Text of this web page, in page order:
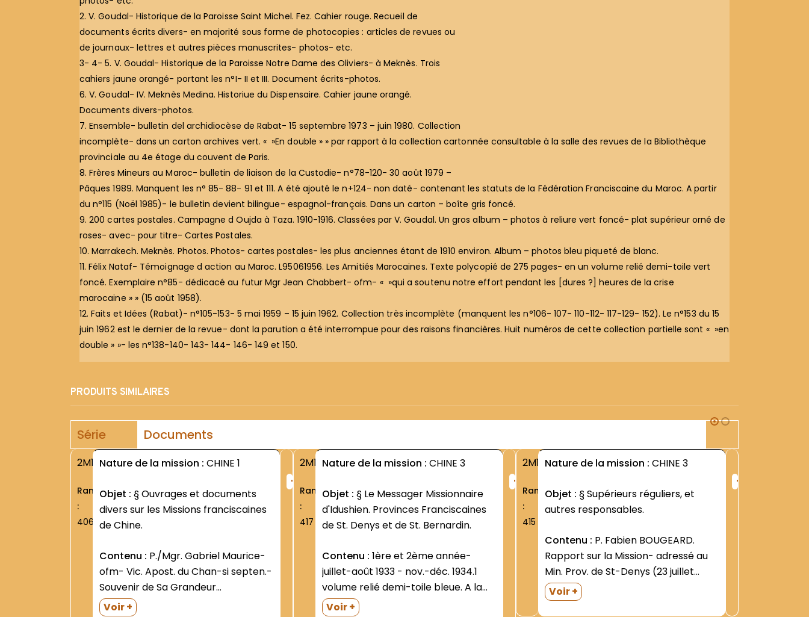
2. V. Goudal- Historique de la Paroisse Saint Michel. Fez. Cahier rouge. Recueil de
documents écrits divers- en majorité sous forme de photocopies : articles de revues ou
de journaux- lettres et autres pièces manuscrites- photos- etc.
3- 4- 5. V. Goudal- Historique de la Paroisse Notre Dame des Oliviers- à Meknès. Trois
cahiers jaune orangé- portant les n°I- II et III. Document écrits-photos.
6. V. Goudal- IV. Meknès Medina. Historiue du Dispensaire. Cahier jaune orangé.
Documents divers-photos.
7. Ensemble- bulletin del archidiocèse de Rabat- 15 septembre 1973 – juin 1980. Collection
incomplète- dans un carton archives vert. « »En double » » par rapport à la collection cartonnée consultable à la salle des revues de la Bibliothèque
provinciale au 4e étage du couvent de Paris.
8. Frères Mineurs au Maroc- bulletin de liaison de la Custodie- n°78-120- 30 août 1979 –
Pâques 1989. Manquent les n° 85- 88- 91 et 111. A été ajouté le n+124- non daté- contenant les statuts de la Fédération Franciscaine du Maroc. A partir
du n°115 (Noël 1985)- le bulletin devient bilingue- espagnol-français. Dans un carton – boîte gris foncé.
9. 200 cartes postales. Campagne d Oujda à Taza. 1910-1916. Classées par V. Goudal. Un gros album – photos à reliure vert foncé- plat supérieur orné de
roses- avec- pour titre- Cartes Postales.
10. Marrakech. Meknès. Photos. Photos- cartes postales- les plus anciennes étant de 1910 environ. Album – photos bleu piqueté de blanc.
11. Félix Nataf- Témoignage d action au Maroc. L95061956. Les Amitiés Marocaines. Texte polycopié de 275 pages- en un volume relié demi-toile vert
foncé. Exemplaire n°85- dédicacé au futur Mgr Jean Chabbert- ofm- « »qui a soutenu notre effort pendant les [dures ?] heures de la crise
marocaine » » (15 août 1958).
12. Faits et Idées (Rabat)- n°105-153- 5 mai 1959 – 15 juin 1962. Collection très incomplète (manquent les n°106- 107- 110-112- 117-129- 152). Le n°153 du 15
juin 1962 est le dernier de la revue- dont la parution a été interrompue pour des raisons financières. Huit numéros de cette collection partielle sont « »en
double » »- les n°138-140- 143- 144- 146- 149 et 150.
PRODUITS SIMILAIRES
Série Documents
2M1
Rang
:
406
Nature de la mission : CHINE 1
Objet : § Ouvrages et documents
divers sur les Missions franciscaines
de Chine.
Contenu :
ofm- Vic. Apost. du Chan-si septen.-
Souvenir de Sa Grandeur
Monseigneur Athanase Goette O.F.N.
Voir +
+
2M1
Rang
:
417
Nature de la mission : CHINE 3
Objet : § Le Messager Missionnaire
d'Idushien. Provinces Franciscaines
de St. Denys et de St. Bernardin.
Contenu :
juillet-août 1933 - nov.-déc. 1934.1
volume relié demi-toile bleue. A la
suite du dernier numéro : P. Venance
Voir +
+
2M1
Rang
:
415
Nature de la mission : CHINE 3
Objet : § Supérieurs réguliers, et
autres responsables.
Contenu :
Rapport sur la Mission- adressé au
Min. Prov. de St-Denys (23 juillet
1939). Lettre du P. Léonard Bello- Min.
Gén. O.F.M.- relative à la nomination
Voir +
+